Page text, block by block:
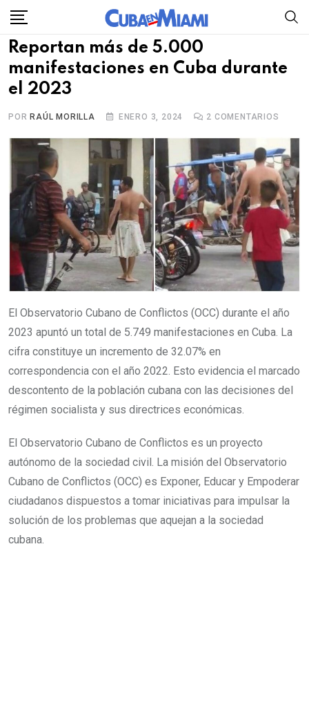
Skip
content
Reportan más de 5.000
manifestaciones en Cuba durante
el 2023
POR RAÚL MORILLA ENERO 3, 2024 2 COMENTARIOS
El Observatorio Cubano de Conflictos (OCC) durante el año
2023 apuntó un total de 5.749 manifestaciones en Cuba. La
cifra constituye un incremento de 32.07% en
correspondencia con el año 2022. Esto evidencia el marcado
descontento de la población cubana con las decisiones del
régimen socialista y sus directrices económicas.
El Observatorio Cubano de Conflictos es un proyecto
autónomo de la sociedad civil. La misión del Observatorio
Cubano de Conflictos (OCC) es Exponer, Educar y Empoderar
ciudadanos dispuestos a tomar iniciativas para impulsar la
solución de los problemas que aquejan a la sociedad
cubana.